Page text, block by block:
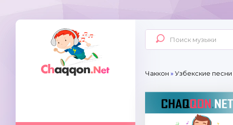
Чаккон »Узбекские песни